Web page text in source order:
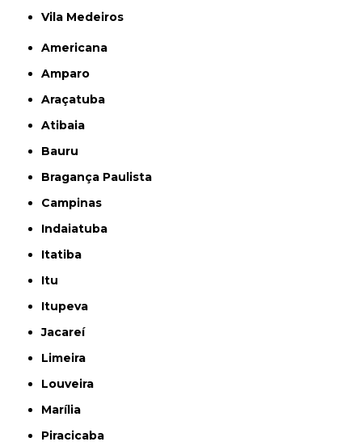
Vila Medeiros
Americana
Amparo
Araçatuba
Atibaia
Bauru
Bragança Paulista
Campinas
Indaiatuba
Itatiba
Itu
Itupeva
Jacareí
Limeira
Louveira
Marília
Piracicaba